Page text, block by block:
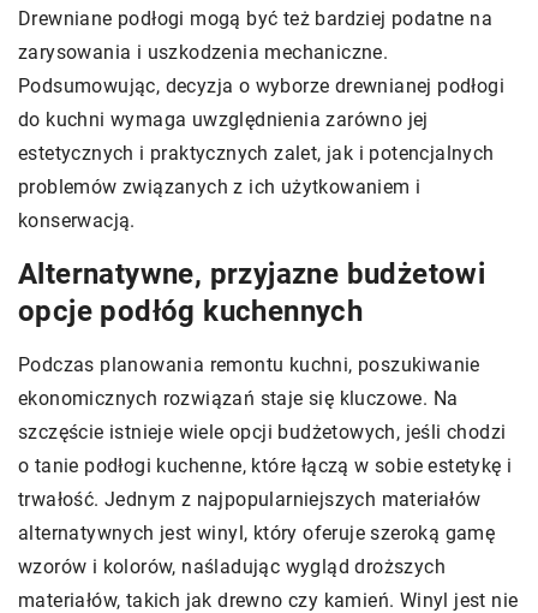
Drewniane podłogi mogą być też bardziej podatne na
zarysowania i uszkodzenia mechaniczne.
Podsumowując, decyzja o wyborze drewnianej podłogi
do kuchni wymaga uwzględnienia zarówno jej
estetycznych i praktycznych zalet, jak i potencjalnych
problemów związanych z ich użytkowaniem i
konserwacją.
Alternatywne, przyjazne budżetowi
opcje podłóg kuchennych
Podczas planowania remontu kuchni, poszukiwanie
ekonomicznych rozwiązań staje się kluczowe. Na
szczęście istnieje wiele opcji budżetowych, jeśli chodzi
o tanie podłogi kuchenne, które łączą w sobie estetykę i
trwałość. Jednym z najpopularniejszych materiałów
alternatywnych jest winyl, który oferuje szeroką gamę
wzorów i kolorów, naśladując wygląd droższych
materiałów, takich jak drewno czy kamień. Winyl jest nie